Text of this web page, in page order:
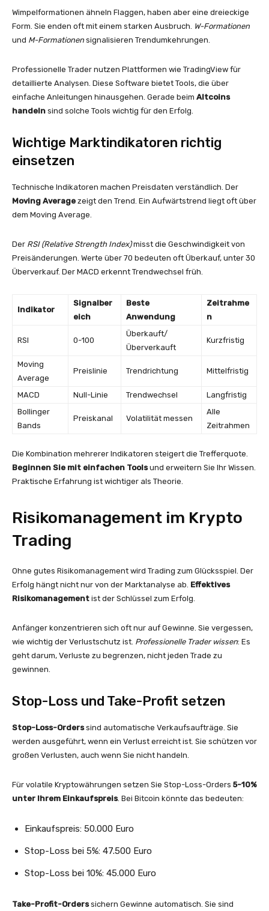
Wimpelformationen ähneln Flaggen, haben aber eine dreieckige
Form. Sie enden oft mit einem starken Ausbruch. W-Formationen
und M-Formationen signalisieren Trendumkehrungen.
Professionelle Trader nutzen Plattformen wie TradingView für
detaillierte Analysen. Diese Software bietet Tools, die über
einfache Anleitungen hinausgehen. Gerade beim Altcoins
handeln sind solche Tools wichtig für den Erfolg.
Wichtige Marktindikatoren richtig
einsetzen
Technische Indikatoren machen Preisdaten verständlich. Der
Moving Average zeigt den Trend. Ein Aufwärtstrend liegt oft über
dem Moving Average.
Der RSI (Relative Strength Index)misst die Geschwindigkeit von
Preisänderungen. Werte über 70 bedeuten oft Überkauf, unter 30
Überverkauf. Der MACD erkennt Trendwechsel früh.
Indikator
Signalber
eich
Beste
Anwendung
Zeitrahme
n
RSI 0-100
Überkauft/
Überverkauft
Kurzfristig
Moving
Average
Preislinie Trendrichtung Mittelfristig
MACD Null-Linie Trendwechsel
Langfristig
Bollinger
Bands
Preiskanal Volatilität messen
Alle
Zeitrahmen
Die Kombination mehrerer Indikatoren steigert die Trefferquote.
Beginnen Sie mit einfachen Toolsund erweitern Sie Ihr Wissen.
Praktische Erfahrung ist wichtiger als Theorie.
Risikomanagement im Krypto
Trading
Ohne gutes Risikomanagement wird Trading zum Glücksspiel. Der
Erfolg hängt nicht nur von der Marktanalyse ab. Effektives
Risikomanagement ist der Schlüssel zum Erfolg.
Anfänger konzentrieren sich oft nur auf Gewinne. Sie vergessen,
wie wichtig der Verlustschutz ist. Professionelle Trader wissen: Es
geht darum, Verluste zu begrenzen, nicht jeden Trade zu
gewinnen.
Stop-Loss und Take-Profit setzen
Stop-Loss-Orderssind automatische Verkaufsaufträge. Sie
werden ausgeführt, wenn ein Verlust erreicht ist. Sie schützen vor
großen Verlusten, auch wenn Sie nicht handeln.
Für volatile Kryptowährungen setzen Sie Stop-Loss-Orders 5-10%
unter Ihrem Einkaufspreis. Bei Bitcoin könnte das bedeuten:
Einkaufspreis: 50.000 Euro
Stop-Loss bei 5%: 47.500 Euro
Stop-Loss bei 10%: 45.000 Euro
Take-Profit-Orderssichern Gewinne automatisch. Sie sind